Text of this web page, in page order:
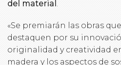
del material
«Se premiarán las obras
destaquen por su
originalidad y creatividad
madera y los aspectos de